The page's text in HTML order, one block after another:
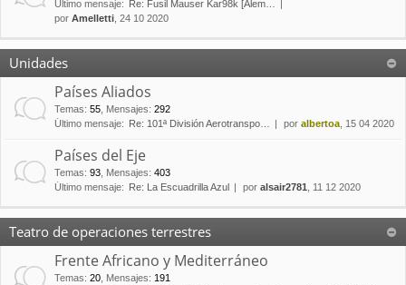
Último mensaje:
Re: Fusil Mauser Kar98k [Alem…
por Amelletti , 24 10 2020
Unidades
Países Aliados
Temas: 55 Mensajes: 292
Último mensaje:
Re: 101ª División Aerotranspo… por albertoa , 15 04 2020
Países del Eje
Temas: 93 Mensajes: 403
Último mensaje:
Re: La Escuadrilla Azul por alsair2781 , 11 12 2020
Teatro de operaciones terrestres
Frente Africano y Mediterráneo
Temas: 20 Mensajes: 191